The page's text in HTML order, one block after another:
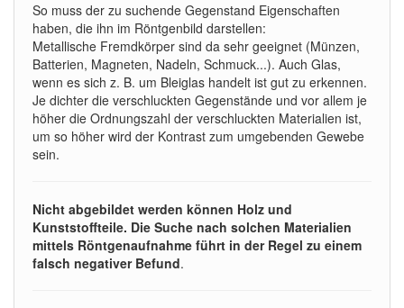
So muss der zu suchende Gegenstand Eigenschaften
haben, die ihn im Röntgenbild darstellen:
Metallische Fremdkörper sind da sehr geeignet (Münzen,
Batterien, Magneten, Nadeln, Schmuck...). Auch Glas,
wenn es sich z. B. um Bleiglas handelt ist gut zu erkennen.
Je dichter die verschluckten Gegenstände und vor allem je
höher die Ordnungszahl der verschluckten Materialien ist,
um so höher wird der Kontrast zum umgebenden Gewebe
sein.
Nicht abgebildet werden können Holz und
Kunststoffteile. Die Suche nach solchen Materialien
mittels Röntgenaufnahme führt in der Regel zu einem
falsch negativer Befund.